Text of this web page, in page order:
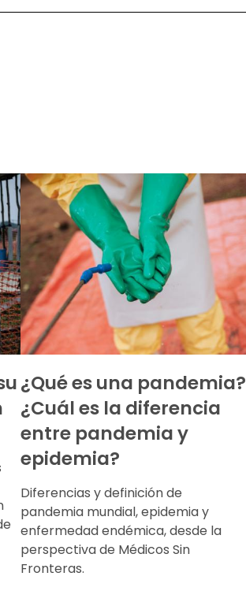
¿Qué es una pandemia?
¿Cuál es la diferencia
entre pandemia y
epidemia?
Diferencias y definición de
pandemia mundial, epidemia y
enfermedad endémica, desde la
perspectiva de Médicos Sin
Fronteras.